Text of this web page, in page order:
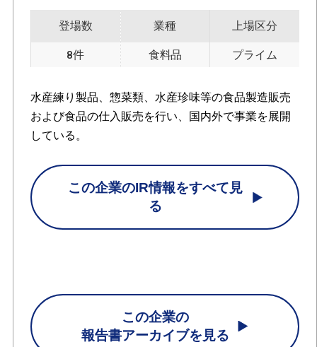
登場数
8件
業種
食料品
上場区分
プライム
水産練り製品、惣菜類、水産珍味等の食品製造販売
および食品の仕入販売を行い、国内外で事業を展開
している。
この企業のIR情報をすべて見
る
この企業の
報告書アーカイブを見る